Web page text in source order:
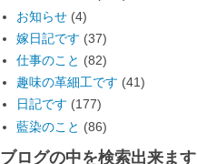
お知らせ (4)
嫁日記です (37)
仕事のこと (82)
趣味の革細工です (41)
日記です (177)
藍染のこと (86)
ブログの中を検索出来ます